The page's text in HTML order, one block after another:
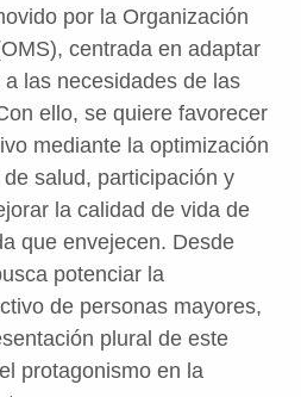
por la Organización
centrada en adaptar
las necesidades de las
ello, se quiere favorecer
mediante la optimización
salud, participación y
la calidad de vida de
que envejecen. Desde
potenciar la
de personas mayores,
plural de este
protagonismo en la